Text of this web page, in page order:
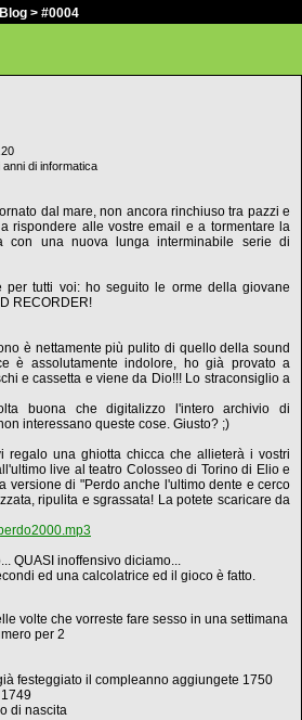
Blog > #0004
di informatica
dal mare, non ancora rinchiuso tra pazzi e
rispondere alle vostre email e a tormentare la
con una nuova lunga interminabile serie di
per tutti voi: ho seguito le orme della giovane
RECORDER!
è nettamente più pulito di quello della sound
è assolutamente indolore, ho già provato a
e cassetta e viene da Dio!!! Lo straconsiglio a
buona che digitalizzo l'intero archivio di
interessano queste cose. Giusto? ;)
regalo una ghiotta chicca che allieterà i vostri
live al teatro Colosseo di Torino di Elio e
versione di "Perdo anche l'ultimo dente e cerco
ripulita e sgrassata! La potete scaricare da
QUASI inoffensivo diciamo...
ed una calcolatrice ed il gioco è fatto.
volte che vorreste fare sesso in una settimana
per 2
festeggiato il compleanno aggiungete 1750
di nascita